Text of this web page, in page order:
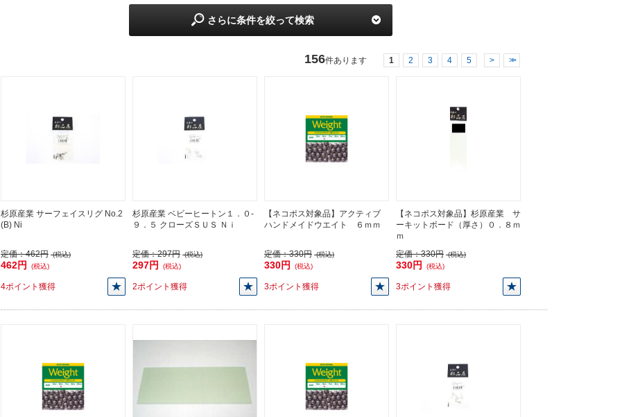
さらに条件を絞って検索
156件あります 1 2 3 4 5 > >>
杉原産業 サーフェイスリグ No.2
(B) Ni
定価：462円 (税込)
462円 (税込)
4ポイント獲得
杉原産業 ベビーヒートン１．０-
９．５ クローズＳＵＳ Ｎｉ
定価：297円 (税込)
297円 (税込)
2ポイント獲得
【ネコポス対象品】アクティブ
ハンドメイドウエイト ６ｍｍ
定価：330円 (税込)
330円 (税込)
3ポイント獲得
【ネコポス対象品】杉原産業 サ
ーキットボード（厚さ）０．８ｍ
ｍ
定価：330円 (税込)
330円 (税込)
3ポイント獲得